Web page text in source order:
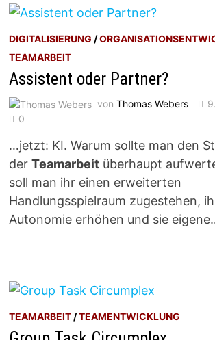
DIGITALISIERUNG /
TEAMARBEIT
Assistent oder Partner?
vonThomas Webers
0
…jetzt: KI. Warum sollte man den
derTeamarbeit überhaupt
soll man ihr einen erweiterten
Handlungsspielraum zugestehen,
Autonomie erhöhen und sie
TEAMARBEIT /TEAMENTWICKLUNG